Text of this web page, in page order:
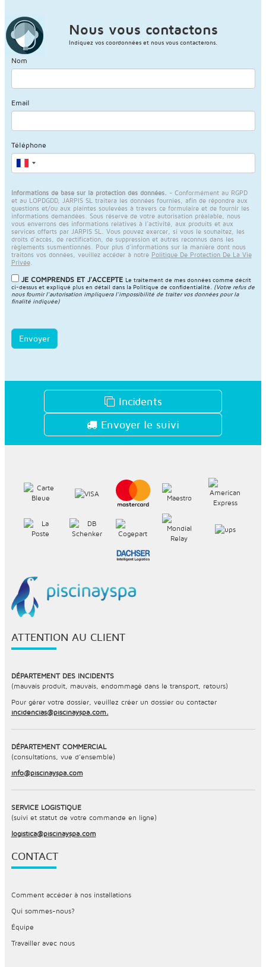
Nous vous contactons
Indiquez vos coordonnées et nous vous contacterons.
Nom
Email
Téléphone
Informations de base sur la protection des données. - Conformément au RGPD
et au LOPDGDD, JARPIS SL traitera les données fournies, afin de répondre aux
questions et/ou aux plaintes soulevées à travers ce formulaire et de fournir les
informations demandées. Sous réserve de votre autorisation préalable, nous
vous enverrons des informations relatives à l'activité, aux produits et aux
services offerts par JARPIS SL. Vous pouvez exercer, si vous le souhaitez, les
droits d'accès, de rectification, de suppression et autres reconnus dans les
règlements susmentionnés. Pour plus d'informations sur la manière dont nous
traitons vos données, veuillez accéder à notre Politique De Protection De La Vie
Privée.
JE COMPRENDS ET J'ACCEPTE Le traitement de mes données comme décrit
ci-dessus et expliqué plus en détail dans la Politique de confidentialité
(Votre refus de
nous fournir l'autorisation impliquera l'impossibilité de traiter vos données pour la
finalité indiquée)
Envoyer
Incidents
Envoyer le suivi
ATTENTION AU CLIENT
DÉPARTEMENT DES INCIDENTS
(mauvais produit, mauvais, endommagé dans le transport, retours)
Pour gérer votre dossier, veuillez créer un dossier ou contacter
incidencias@piscinayspa.com.
DÉPARTEMENT COMMERCIAL
(consultations, vue d’ensemble)
info@piscinayspa.com
SERVICE LOGISTIQUE
(suivi et statut de votre commande en ligne)
logistica@piscinayspa.com
CONTACT
Comment accéder à nos installations
Qui sommes-nous?
Équipe
Travailler avec nous